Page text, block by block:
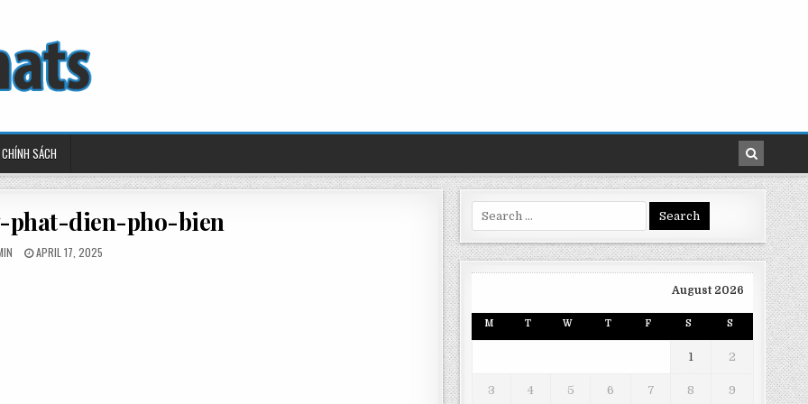
CHÍNH SÁCH
phat-dien-pho-bien
POSTED
APRIL 17, 2025
Search
for:
August 2026
M T W T F S S
1 2
3 4 5 6 7 8 9